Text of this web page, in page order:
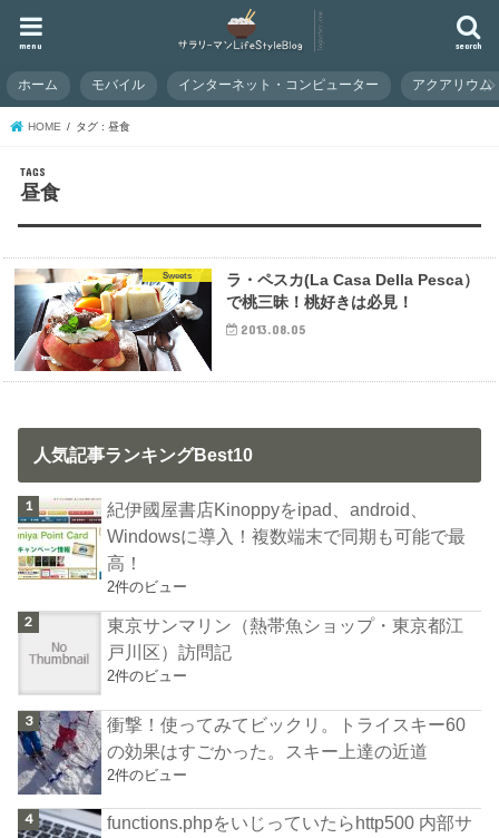
search
menu
ホーム モバイル インターネット・コンピューター アクアリウム
HOME タグ : 昼食
昼食
Sweets
ラ・ペスカ(La Casa Della Pesca）
で桃三昧！桃好きは必見！
2013.08.05
人気記事ランキングBest10
紀伊國屋書店Kinoppyをipad、android、
Windowsに導入！複数端末で同期も可能で最
高！
2件のビュー
東京サンマリン（熱帯魚ショップ・東京都江
戸川区）訪問記
2件のビュー
衝撃！使ってみてビックリ。トライスキー60
の効果はすごかった。スキー上達の近道
2件のビュー
functions.phpをいじっていたらhttp500 内部サ